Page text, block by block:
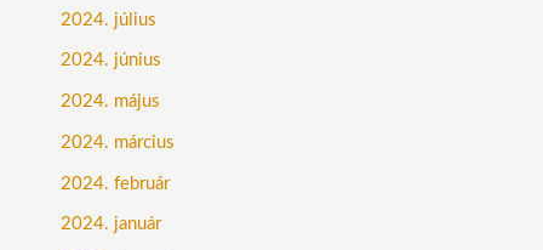
2024. július
2024. június
2024. május
2024. március
2024. február
2024. január